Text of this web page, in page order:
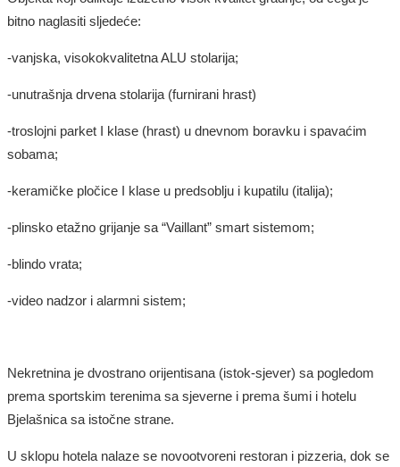
bitno naglasiti sljedeće:
-vanjska, visokokvalitetna ALU stolarija;
-unutrašnja drvena stolarija (furnirani hrast)
-troslojni parket I klase (hrast) u dnevnom boravku i spavaćim
sobama;
-keramičke pločice I klase u predsoblju i kupatilu (italija);
-plinsko etažno grijanje sa “Vaillant” smart sistemom;
-blindo vrata;
-video nadzor i alarmni sistem;
Nekretnina je dvostrano orijentisana (istok-sjever) sa pogledom
prema sportskim terenima sa sjeverne i prema šumi i hotelu
Bjelašnica sa istočne strane.
U sklopu hotela nalaze se novootvoreni restoran i pizzeria, dok se